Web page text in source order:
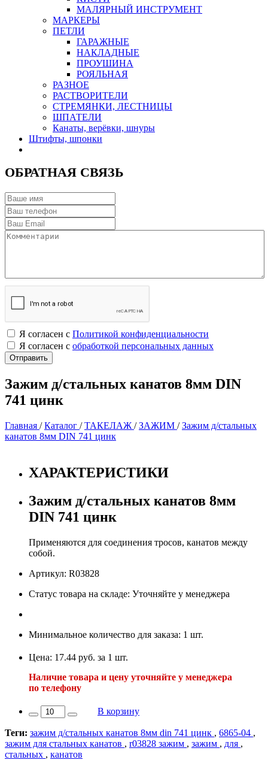
МАЛЯРНЫЙ ИНСТРУМЕНТ
МАРКЕРЫ
ПЕТЛИ
ГАРАЖНЫЕ
НАКЛАДНЫЕ
ПРОУШИНА
РОЯЛЬНАЯ
РАЗНОЕ
РАСТВОРИТЕЛИ
СТРЕМЯНКИ, ЛЕСТНИЦЫ
ШПАТЕЛИ
Канаты, верёвки, шнуры
Штифты, шпонки
ОБРАТНАЯ СВЯЗЬ
Я согласен с Политикой конфиденциальности
Я согласен с обработкой персональных данных
Зажим д/стальных канатов 8мм DIN
741 цинк
Главная /Каталог /ТАКЕЛАЖ /ЗАЖИМ /Зажим д/стальных
канатов 8мм DIN 741 цинк
ХАРАКТЕРИСТИКИ
Зажим д/стальных канатов 8мм
DIN 741 цинк
Применяются для соединения тросов, канатов между
собой.
Артикул: R03828
Статус товара на складе: Уточняйте у менеджера
Минимальное количество для заказа: 1 шт.
Цена: 17.44 руб. за 1 шт.
Наличие товара и цену уточняйте у менеджера
по телефону
В корзину
Теги: зажим д/стальных канатов 8мм din 741 цинк , 6865-04 ,
зажим для стальных канатов , r03828 зажим , зажим , для ,
стальных , канатов